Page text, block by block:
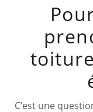
C’est une